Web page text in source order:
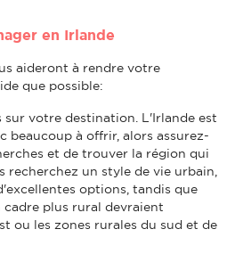
en Irlande
aideront à rendre votre
que possible:
sur votre destination. L'Irlande est
beaucoup à offrir, alors assurez-
et de trouver la région qui
recherchez un style de vie urbain,
options, tandis que
plus rural devraient
ou les zones rurales du sud et de